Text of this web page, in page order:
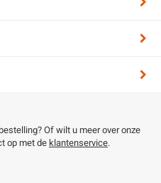
Of wilt u meer over onze
op met de klantenservice.